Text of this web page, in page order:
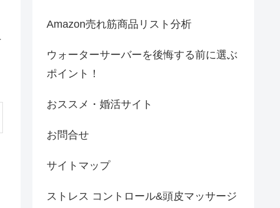
Amazon売れ筋商品リスト分析
ウォーターサーバーを後悔する前に選ぶ
ポイント！
おススメ・婚活サイト
お問合せ
サイトマップ
ストレス コントロール&頭皮マッサージ